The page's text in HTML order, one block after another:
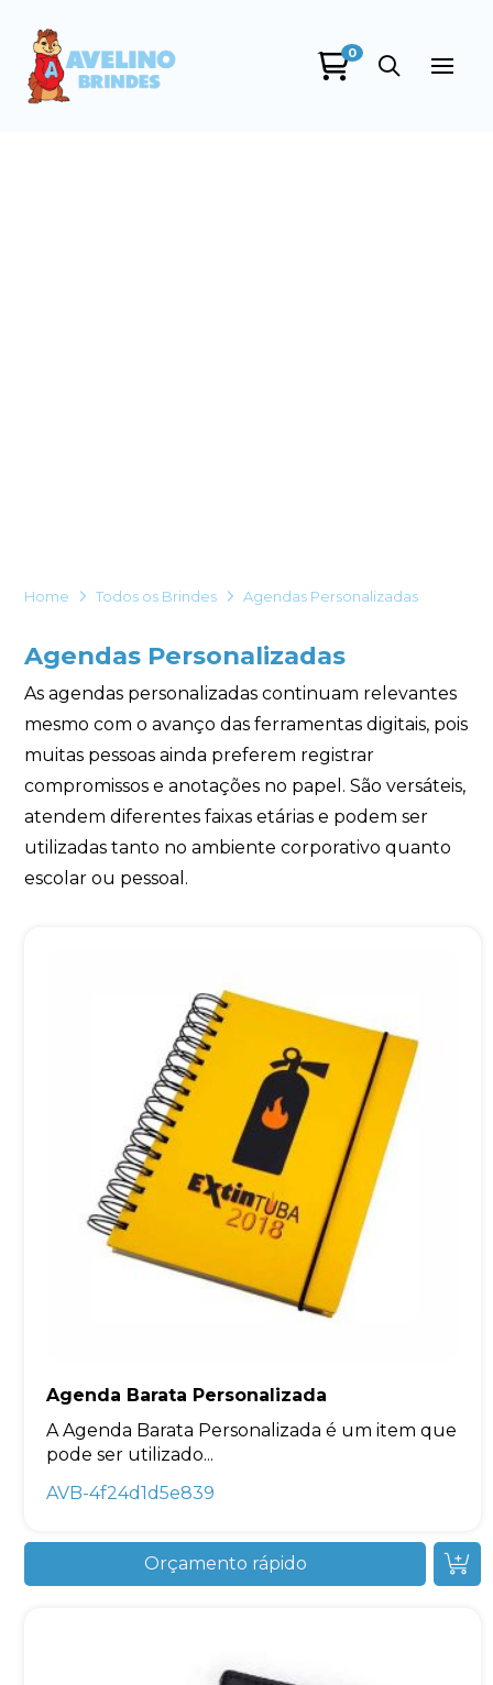
0
Home Todos os Brindes Agendas Personalizadas
Agendas Personalizadas
As agendas personalizadas continuam relevantes
mesmo com o avanço das ferramentas digitais, pois
muitas pessoas ainda preferem registrar
compromissos e anotações no papel. São versáteis,
atendem diferentes faixas etárias e podem ser
utilizadas tanto no ambiente corporativo quanto
escolar ou pessoal.
Agenda Barata Personalizada
A Agenda Barata Personalizada é um item que
pode ser utilizado...
AVB-4f24d1d5e839
Orçamento rápido
Avelino Brindes
de marketing. Você pode alterar suas preferências a
Iniciar conversa